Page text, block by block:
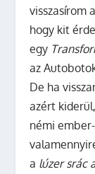
visszasírom
hogy kit
egy
az
De ha
azért
némi
a lúzer srác